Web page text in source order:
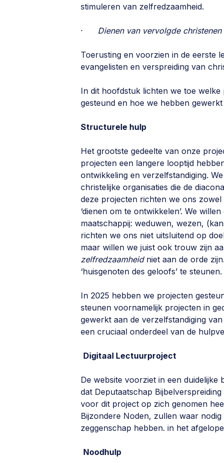
stimuleren van zelfredzaamheid.
· Dienen van vervolgde christenen
Toerusting en voorzien in de eerste
evangelisten en verspreiding van
In dit hoofdstuk lichten we toe
gesteund en hoe we hebben gewerkt
Structurele hulp
Het grootste gedeelte van onze
projecten een langere looptijd
ontwikkeling en verzelfstandiging.
christelijke organisaties die de
deze projecten richten we ons zowel
‘dienen om te ontwikkelen’. We
maatschappij: weduwen, wezen,
richten we ons niet uitsluitend op
maar willen we juist ook trouw zijn
zelfredzaamheidniet aan de orde
‘huisgenoten des geloofs’ te steunen.
In 2025 hebben we projecten
steunen voornamelijk projecten in
gewerkt aan de verzelfstandiging
een cruciaal onderdeel van de
Digitaal Lectuurproject
De website voorziet in een
dat Deputaatschap
voor dit project op zich genomen
Bijzondere Noden, zullen waar
zeggenschap hebben. in het
Noodhulp